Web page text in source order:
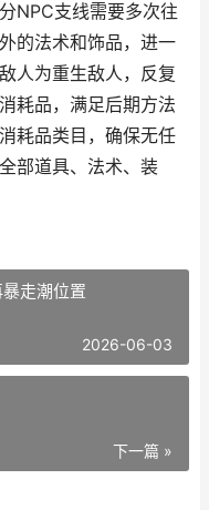
NPC支线需要多次往
的法术和饰品，进一
人为重生敌人，反复
耗品，满足后期方法
耗品类目，确保无任
部道具、法术、装
走潮位置
2026-06-03
下一篇 »